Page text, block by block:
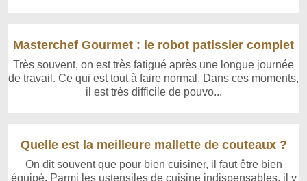
Masterchef Gourmet : le robot patissier complet
Très souvent, on est très fatigué après une longue journée
de travail. Ce qui est tout à faire normal. Dans ces moments,
il est très difficile de pouvo...
Quelle est la meilleure mallette de couteaux ?
On dit souvent que pour bien cuisiner, il faut être bien
équipé. Parmi les ustensiles de cuisine indispensables, il y